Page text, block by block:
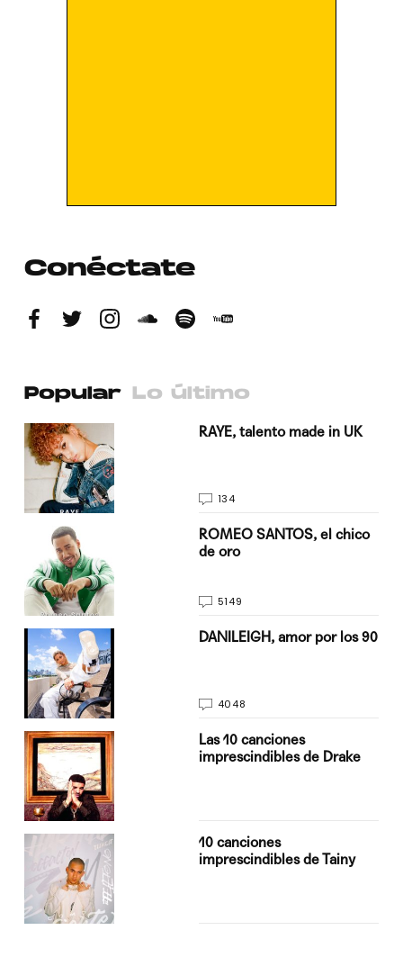
Conéctate
Popular Lo último
RAYE, talento made in UK
134
ROMEO SANTOS, el chico
de oro
5149
DANILEIGH, amor por los 90
4048
Las 10 canciones
imprescindibles de Drake
10 canciones
imprescindibles de Tainy